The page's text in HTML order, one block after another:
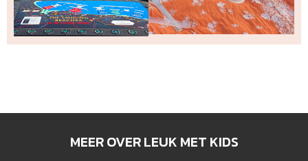
MEER OVER LEUK MET KIDS